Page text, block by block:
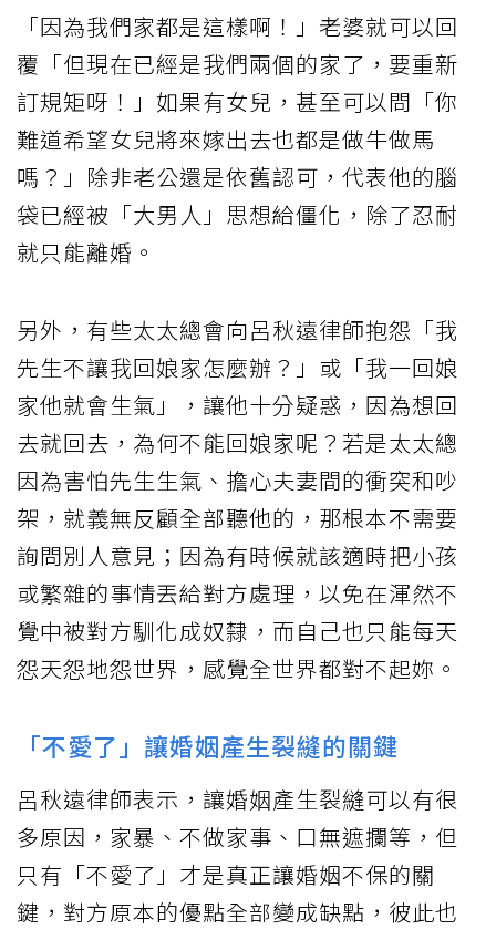
「因為我們家都是這樣啊！」老婆就可以回
覆「但現在已經是我們兩個的家了，要重新
訂規矩呀！」如果有女兒，甚至可以問「你
難道希望女兒將來嫁出去也都是做牛做馬
嗎？」除非老公還是依舊認可，代表他的腦
袋已經被「大男人」思想給僵化，除了忍耐
就只能離婚。
另外，有些太太總會向呂秋遠律師抱怨「我
先生不讓我回娘家怎麼辦？」或「我一回娘
家他就會生氣」，讓他十分疑惑，因為想回
去就回去，為何不能回娘家呢？若是太太總
因為害怕先生生氣、擔心夫妻間的衝突和吵
架，就義無反顧全部聽他的，那根本不需要
詢問別人意見；因為有時候就該適時把小孩
或繁雜的事情丟給對方處理，以免在渾然不
覺中被對方馴化成奴隸，而自己也只能每天
怨天怨地怨世界，感覺全世界都對不起妳。
「不愛了」讓婚姻產生裂縫的關鍵
呂秋遠律師表示，讓婚姻產生裂縫可以有很
多原因，家暴、不做家事、口無遮攔等，但
只有「不愛了」才是真正讓婚姻不保的關
鍵，對方原本的優點全部變成缺點，彼此也